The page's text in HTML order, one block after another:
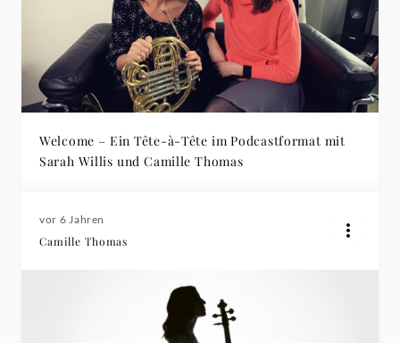
Welcome – Ein Tête-à-Tête im Podcastformat mit
Sarah Willis und Camille Thomas
vor 6 Jahren
Camille Thomas